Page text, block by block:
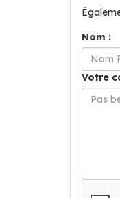
Nom :
Votre